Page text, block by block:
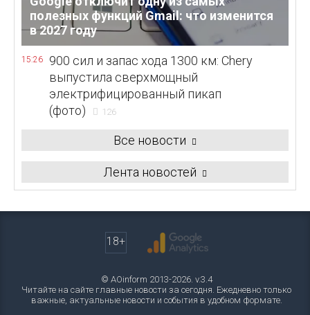
полезных функций Gmail: что изменится
в 2027 году
15:26
900 сил и запас хода 1300 км: Chery
выпустила сверхмощный
электрифицированный пикап
(фото)
126
Все новости
Лента новостей
18+
© AOinform 2013-2026. v.3.4
Читайте на сайте главные новости за сегодня. Ежедневно только
важные, актуальные новости и события в удобном формате.